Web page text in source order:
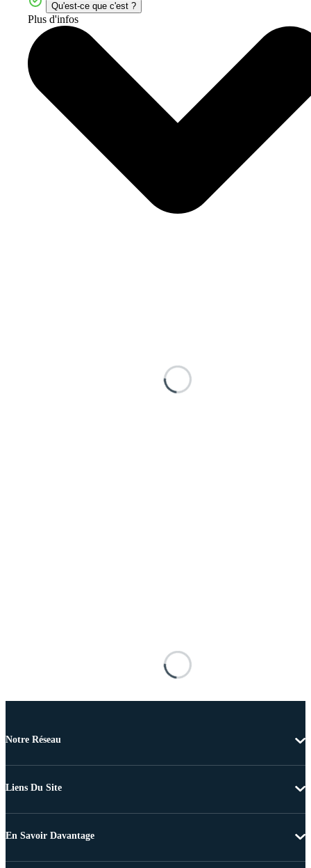
Qu'est-ce que c'est ?
Plus d'infos
Notre Réseau
Liens Du Site
En Savoir Davantage